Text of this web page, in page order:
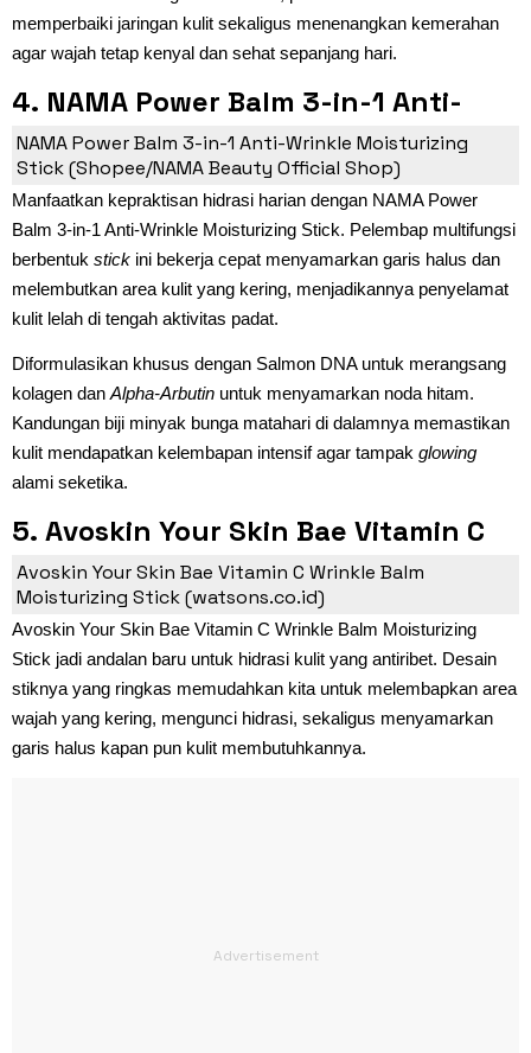
memperbaiki jaringan kulit sekaligus menenangkan kemerahan
agar wajah tetap kenyal dan sehat sepanjang hari.
4. NAMA Power Balm 3-in-1 Anti-
Wrinkle Moisturizing Stick
NAMA Power Balm 3-in-1 Anti-Wrinkle Moisturizing
Stick (Shopee/NAMA Beauty Official Shop)
Manfaatkan kepraktisan hidrasi harian dengan NAMA Power
Balm 3-in-1 Anti-Wrinkle Moisturizing Stick. Pelembap multifungsi
berbentuk stick ini bekerja cepat menyamarkan garis halus dan
melembutkan area kulit yang kering, menjadikannya penyelamat
kulit lelah di tengah aktivitas padat.
Diformulasikan khusus dengan Salmon DNA untuk merangsang
kolagen dan Alpha-Arbutin untuk menyamarkan noda hitam.
Kandungan biji minyak bunga matahari di dalamnya memastikan
kulit mendapatkan kelembapan intensif agar tampak glowing
alami seketika.
5. Avoskin Your Skin Bae Vitamin C
Wrinkle Balm Moisturizing Stick
Avoskin Your Skin Bae Vitamin C Wrinkle Balm
Moisturizing Stick (watsons.co.id)
Avoskin Your Skin Bae Vitamin C Wrinkle Balm Moisturizing
Stick jadi andalan baru untuk hidrasi kulit yang antiribet. Desain
stiknya yang ringkas memudahkan kita untuk melembapkan area
wajah yang kering, mengunci hidrasi, sekaligus menyamarkan
garis halus kapan pun kulit membutuhkannya.